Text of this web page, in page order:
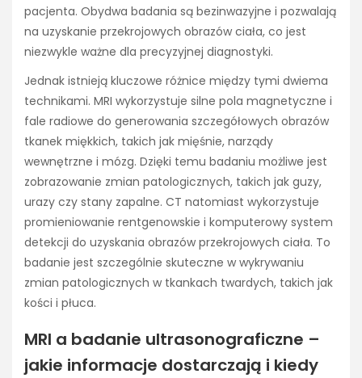
pacjenta. Obydwa badania są bezinwazyjne i pozwalają
na uzyskanie przekrojowych obrazów ciała, co jest
niezwykle ważne dla precyzyjnej diagnostyki.
Jednak istnieją kluczowe różnice między tymi dwiema
technikami. MRI wykorzystuje silne pola magnetyczne i
fale radiowe do generowania szczegółowych obrazów
tkanek miękkich, takich jak mięśnie, narządy
wewnętrzne i mózg. Dzięki temu badaniu możliwe jest
zobrazowanie zmian patologicznych, takich jak guzy,
urazy czy stany zapalne. CT natomiast wykorzystuje
promieniowanie rentgenowskie i komputerowy system
detekcji do uzyskania obrazów przekrojowych ciała. To
badanie jest szczególnie skuteczne w wykrywaniu
zmian patologicznych w tkankach twardych, takich jak
kości i płuca.
MRI a badanie ultrasonograficzne –
jakie informacje dostarczają i kiedy